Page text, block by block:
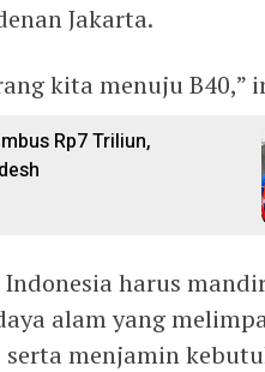
Jakarta.
kita menuju B40,”
Rp7 Triliun,
harus
alam yang
menjamin